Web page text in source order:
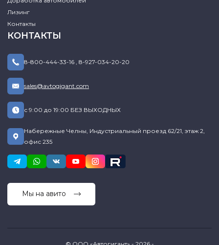
Лизинг
Контакты
КОНТАКТЫ
8-800-444-33-16 8-927-034-20-20
sales@avtogigant.com
с 9:00 до 19:00 БЕЗ ВЫХОДНЫХ
Набережные Челны, Индустриальный проезд 62/21, этаж 2,
офис 235
Мы на авито
© ООО «Автогигант» - 2026 -